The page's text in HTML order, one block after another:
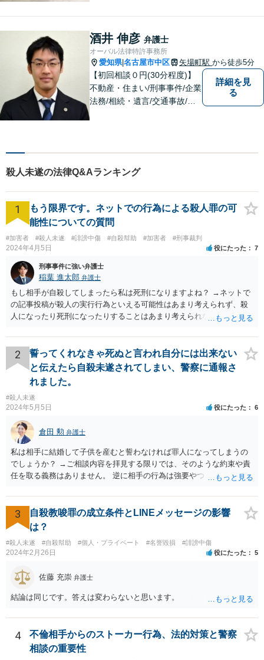
を目指します【相続問題】遺
産分割調停や審判もお任せく
ださい【東別院駅】
酒井 伸彦 弁護士
オーバル法律特許事務所
愛知県|名古屋市中区 矢場町駅 から徒歩5分
【初回相談０円(30分程度)】
不動産・住まい/刑事事件/企業
法務/相続・遺言/交通事故/イ
談ください。名古屋市を中心
に幅広くご相談を受けており
ます。
詳細を見
る
殺人未遂の法律Q&Aランキング
1
もう限界です。ネットでの行為による殺人罪の可
能性についての質問
#加害者 #殺人未遂 #誹謗中傷 #自殺幇助 #加害者 #刑事裁判
2024年4月5日 役にたった 7
刑事事件に強い弁護士
稲葉 進太郎 弁護士
もし相手が自殺してしまったら私は死刑になりますよね？ →ネットで
の記事投稿が殺人の実行行為といえる可能性はあまり考えられず、殺
人になったり死刑になったりすることはあまり考えられないように思
2
誓ってくれなきゃ死ぬと言われ自分には出来ない
と伝えたら自殺未遂されてしまい、警察に通報さ
れました。
#殺人未遂
2024年5月5日 役にたった 6
倉田 勲 弁護士
私は相手に結婚して子供を産むと誓わなければ罪人になってしまうの
でしょうか？ →ご相談内容を拝見する限りでは、そのような約束や責
任を取る義務はありません。 逆に相手の行為は強要やつきまとい行為
あなたの側も警察にご相談された方がいいでしょう。
3
自殺教唆罪の成立条件とLINEメッセージの影響
は？
#殺人未遂 #自殺幇助 #個人・プライベート #名誉毀損 #誹謗中傷
2024年2月26日 役にたった 5
佐藤 充崇 弁護士
結論は同じです。答えは変わらないと思います。
4
不倫相手からのストーカー行為、法的対策と警察
相談の重要性